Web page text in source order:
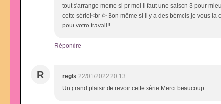
tout s'arrange meme si pr moi il faut une saison 3 pour
cette série!<br /> Bon même si il y a des bémols je vous
pour votre travail!!
Répondre
R regls 22/01/2022 20:13
Un grand plaisir de revoir cette série Merci beaucoup